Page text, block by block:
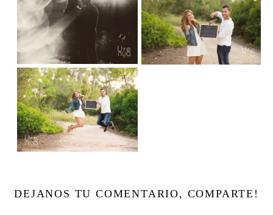
DEJANOS TU COMENTARIO, COMPARTE!